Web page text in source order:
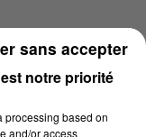
notre priorité
processing based on
and/or access
sans accepter